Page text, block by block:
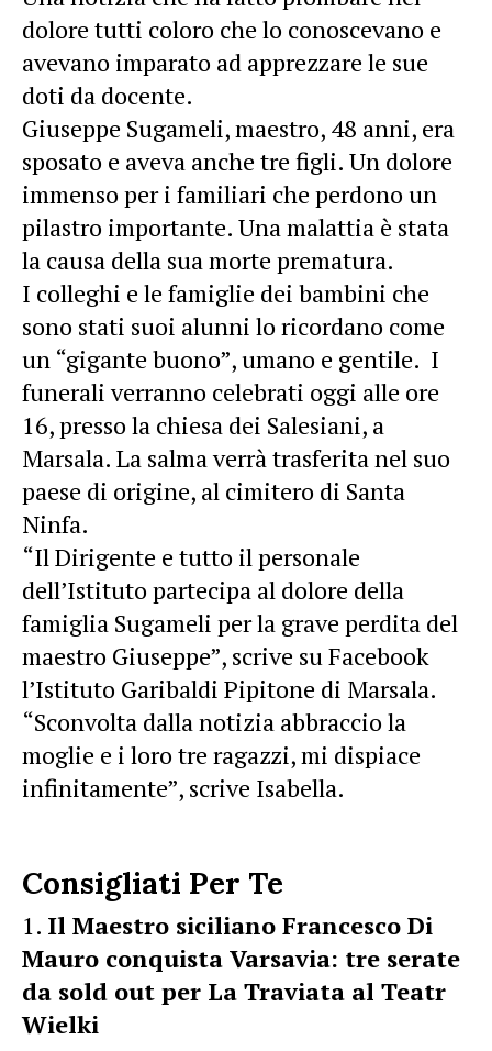
dolore tutti coloro che lo conoscevano e
avevano imparato ad apprezzare le sue
doti da docente.
Giuseppe Sugameli, maestro, 48 anni, era
sposato e aveva anche tre figli. Un dolore
immenso per i familiari che perdono un
pilastro importante. Una malattia è stata
la causa della sua morte prematura.
I colleghi e le famiglie dei bambini che
sono stati suoi alunni lo ricordano come
un “gigante buono”, umano e gentile. I
funerali verranno celebrati oggi alle ore
16, presso la chiesa dei Salesiani, a
Marsala. La salma verrà trasferita nel suo
paese di origine, al cimitero di Santa
Ninfa.
“Il Dirigente e tutto il personale
dell’Istituto partecipa al dolore della
famiglia Sugameli per la grave perdita del
maestro Giuseppe”, scrive su Facebook
l’Istituto Garibaldi Pipitone di Marsala.
“Sconvolta dalla notizia abbraccio la
moglie e i loro tre ragazzi, mi dispiace
infinitamente”, scrive Isabella.
Consigliati Per Te
Il Maestro siciliano Francesco Di
Mauro conquista Varsavia: tre serate
da sold out per La Traviata al Teatr
Wielki